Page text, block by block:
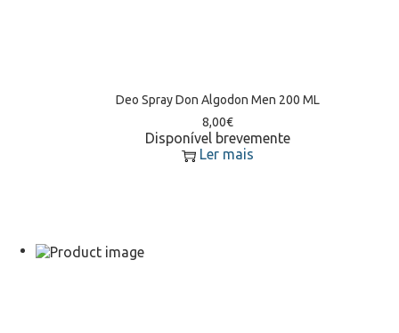
Deo Spray Don Algodon Men 200 ML
8,00€
Disponível brevemente
Ler mais